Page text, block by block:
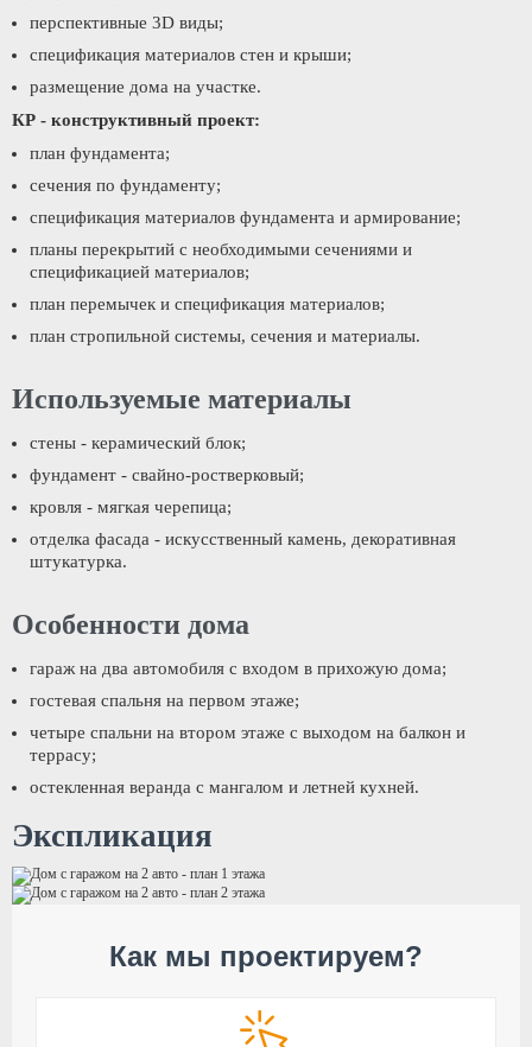
перспективные 3D виды;
спецификация материалов стен и крыши;
размещение дома на участке.
КР - конструктивный проект:
план фундамента;
сечения по фундаменту;
спецификация материалов фундамента и армирование;
планы перекрытий с необходимыми сечениями и
спецификацией материалов;
план перемычек и спецификация материалов;
план стропильной системы, сечения и материалы.
Используемые материалы
стены - керамический блок;
фундамент - свайно-ростверковый;
кровля - мягкая черепица;
отделка фасада - искусственный камень, декоративная
штукатурка.
Особенности дома
гараж на два автомобиля с входом в прихожую дома;
гостевая спальня на первом этаже;
четыре спальни на втором этаже с выходом на балкон и
террасу;
остекленная веранда с мангалом и летней кухней.
Экспликация
Как мы проектируем?